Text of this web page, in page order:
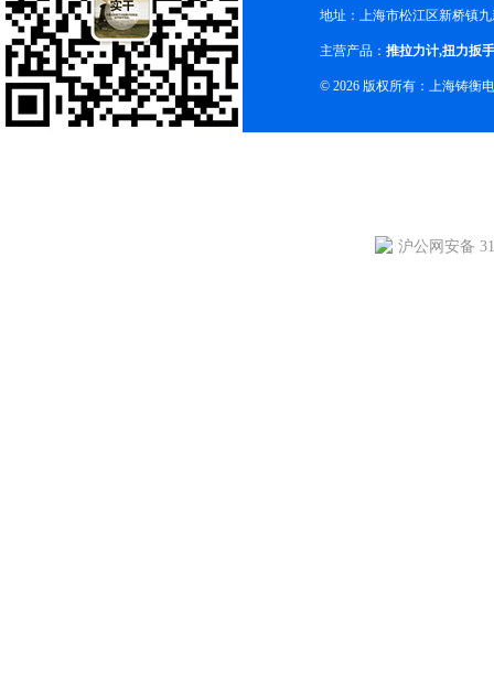
地址：上海市松江区新桥镇
主营产品： 推拉力计,扭力扳手
© 2026 版权所有：上海铸衡
沪公网安备